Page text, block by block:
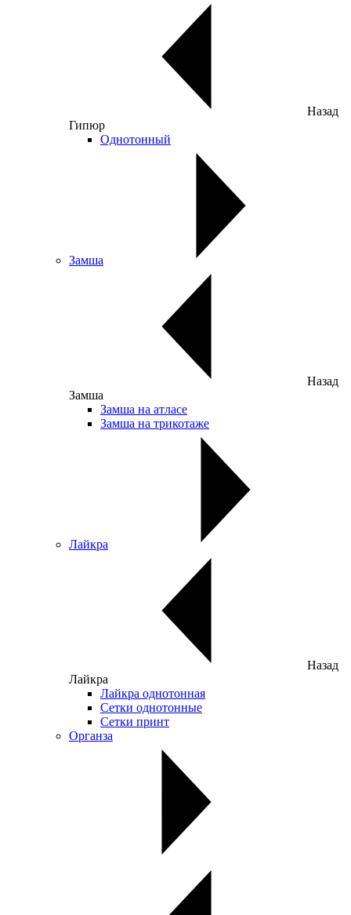
Назад
Гипюр
Однотонный
Замша
Назад
Замша
Замша на атласе
Замша на трикотаже
Лайкра
Назад
Лайкра
Лайкра однотонная
Сетки однотонные
Сетки принт
Органза